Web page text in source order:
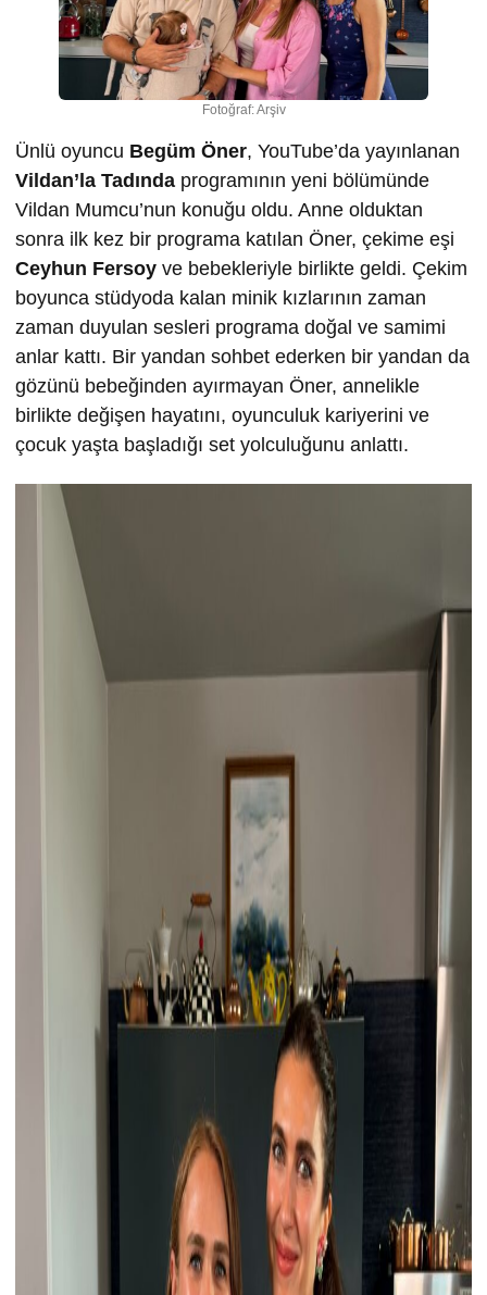
Fotoğraf: Arşiv
Ünlü oyuncu Begüm Öner, YouTube’da yayınlanan
Vildan’la Tadında programının yeni bölümünde
Vildan Mumcu’nun konuğu oldu. Anne olduktan
sonra ilk kez bir programa katılan Öner, çekime eşi
Ceyhun Fersoy ve bebekleriyle birlikte geldi. Çekim
boyunca stüdyoda kalan minik kızlarının zaman
zaman duyulan sesleri programa doğal ve samimi
anlar kattı. Bir yandan sohbet ederken bir yandan da
gözünü bebeğinden ayırmayan Öner, annelikle
birlikte değişen hayatını, oyunculuk kariyerini ve
çocuk yaşta başladığı set yolculuğunu anlattı.